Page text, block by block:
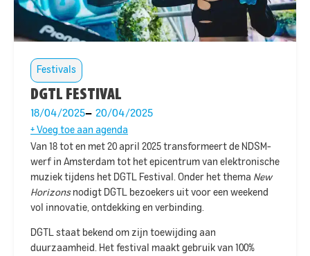
Festivals
DGTL FESTIVAL
18/04/2025 20/04/2025
+ Voeg toe aan agenda
Van 18 tot en met 20 april 2025 transformeert de NDSM-
werf in Amsterdam tot het epicentrum van elektronische
muziek tijdens het DGTL Festival. Onder het thema New
Horizonsnodigt DGTL bezoekers uit voor een weekend
vol innovatie, ontdekking en verbinding.
DGTL staat bekend om zijn toewijding aan
duurzaamheid. Het festival maakt gebruik van 100%